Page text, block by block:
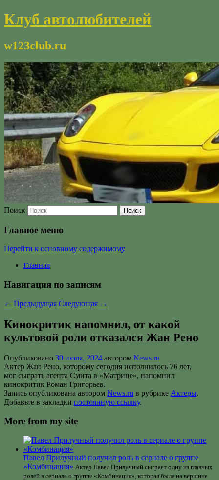
Клуб автолюбителей
w123club.ru
Поиск
Главное меню
Перейти к основному содержимому
Главная
Навигация по записям
← Предыдущая Следующая →
Кинокритик напомнил, от какой
культовой роли отказался Жан Рено
Опубликовано 30 июля, 2024 автором News.ru
Актер Жан Рено, которому сегодня исполнилось 76 лет,
мог сыграть агента Смита в «Матрице», напомнил
кинокритик Роман Григорьев.
Запись опубликована автором News.ru в рубрике Актеры.
Добавьте в закладки постоянную ссылку.
More from my site
Павел Прилучный получил роль в сериале о группе
«Комбинация» Актер Павел Прилучный сыграет одну из главных
ролей в сериале о группе «Комбинация», которая была на вершине